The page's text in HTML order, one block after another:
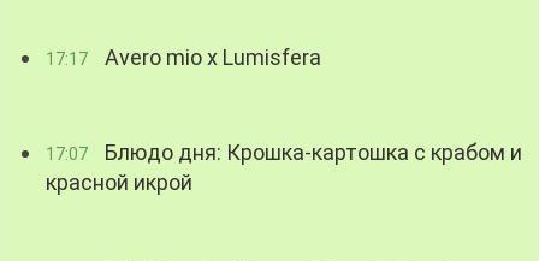
17:17 Avero mio x Lumisfera
17:07
Блюдо дня: Крошка-картошка с крабом и
красной икрой